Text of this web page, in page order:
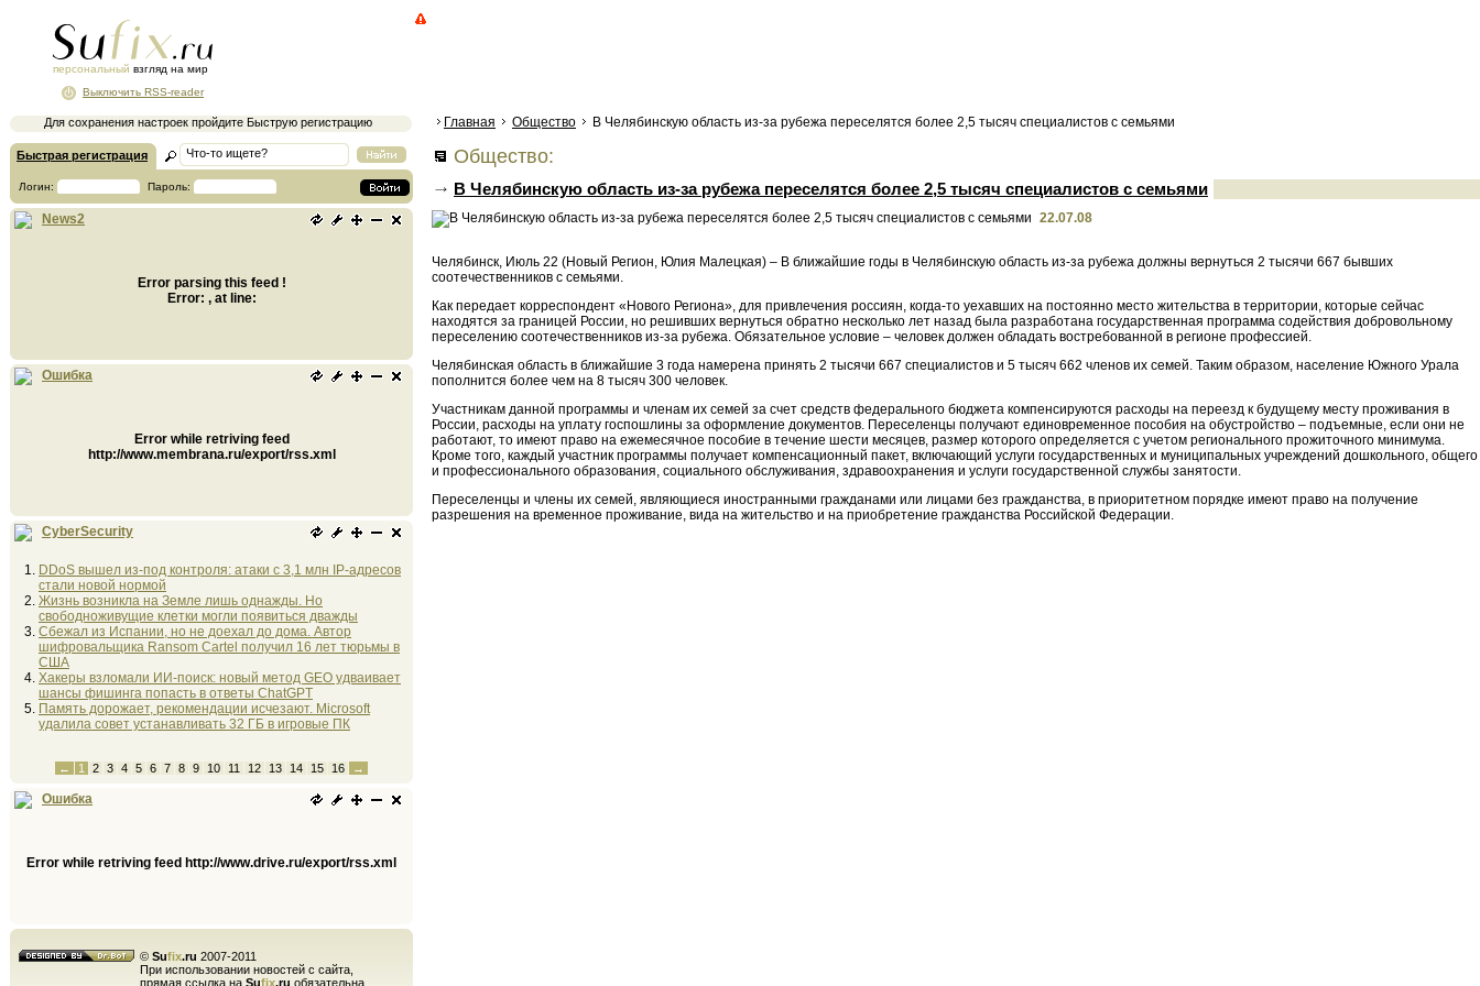
персональный взгляд на мир
Для сохранения настроек пройдите Быструю регистрацию
Выключить RSS-reader
Быстрая регистрация
Логин: Пароль:
News2
Error parsing this feed !
Error: , at line:
Ошибка
Error while retriving feed
http://www.membrana.ru/export/rss.xml
CyberSecurity
DDoS вышел из-под контроля: атаки с 3,1 млн IP-адресов
стали новой нормой
Жизнь возникла на Земле лишь однажды. Но
свободноживущие клетки могли появиться дважды
Сбежал из Испании, но не доехал до дома. Автор
шифровальщика Ransom Cartel получил 16 лет тюрьмы в
США
Хакеры взломали ИИ-поиск: новый метод GEO удваивает
шансы фишинга попасть в ответы ChatGPT
Память дорожает, рекомендации исчезают. Microsoft
удалила совет устанавливать 32 ГБ в игровые ПК
← 1 2 3 4 5 6 7 8 9 10 11 12 13 14 15 16 →
Ошибка
Error while retriving feed http://www.drive.ru/export/rss.xml
© Sufix.ru 2007-2011
При использовании новостей с сайта,
прямая ссылка на Sufix.ru обязательна
Главная Общество В Челябинскую область из-за рубежа переселятся более 2,5 тысяч специалистов с семьями
Общество:
В Челябинскую область из-за рубежа переселятся более 2,5 тысяч специалистов с семьями
22.07.08
Челябинск, Июль 22 (Новый Регион, Юлия Малецкая) – В ближайшие годы в Челябинскую область из-за рубежа должны вернуться 2 тысячи 667 бывших
соотечественников с семьями.
Как передает корреспондент «Нового Региона», для привлечения россиян, когда-то уехавших на постоянно место жительства в территории, которые сейчас
находятся за границей России, но решивших вернуться обратно несколько лет назад была разработана государственная программа содействия добровольному
переселению соотечественников из-за рубежа. Обязательное условие – человек должен обладать востребованной в регионе профессией.
Челябинская область в ближайшие 3 года намерена принять 2 тысячи 667 специалистов и 5 тысяч 662 членов их семей. Таким образом, население Южного Урала
пополнится более чем на 8 тысяч 300 человек.
Участникам данной программы и членам их семей за счет средств федерального бюджета компенсируются расходы на переезд к будущему месту проживания в
России, расходы на уплату госпошлины за оформление документов. Переселенцы получают единовременное пособия на обустройство – подъемные, если они не
работают, то имеют право на ежемесячное пособие в течение шести месяцев, размер которого определяется с учетом регионального прожиточного минимума.
Кроме того, каждый участник программы получает компенсационный пакет, включающий услуги государственных и муниципальных учреждений дошкольного, общего
и профессионального образования, социального обслуживания, здравоохранения и услуги государственной службы занятости.
Переселенцы и члены их семей, являющиеся иностранными гражданами или лицами без гражданства, в приоритетном порядке имеют право на получение
разрешения на временное проживание, вида на жительство и на приобретение гражданства Российской Федерации.